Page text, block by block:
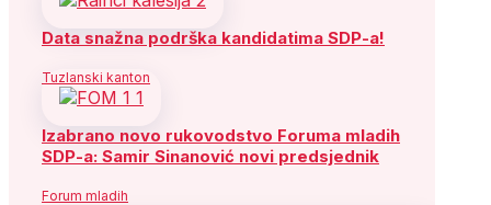
Data snažna podrška kandidatima SDP-a!
Tuzlanski kanton
Izabrano novo rukovodstvo Foruma mladih
SDP-a: Samir Sinanović novi predsjednik
Forum mladih